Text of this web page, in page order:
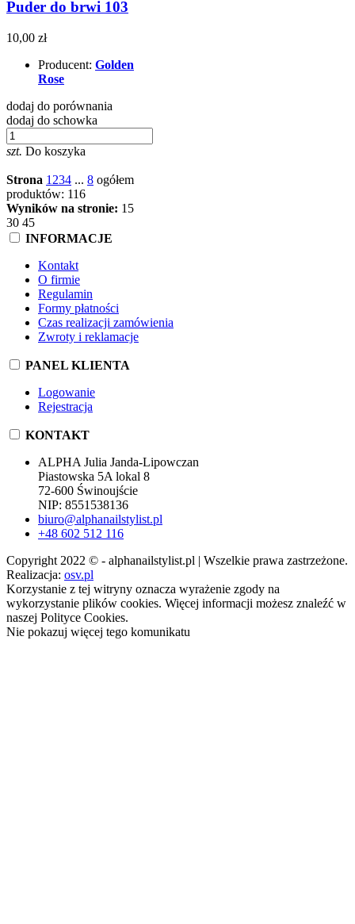
Puder do brwi 103
10,00 zł
Producent: Golden
Rose
dodaj do porównania
dodaj do schowka
szt. Do koszyka
Strona 1 234 ... 8 ogółem
produktów: 116
Wyników na stronie: 15
30 45
INFORMACJE
Kontakt
O firmie
Regulamin
Formy płatności
Czas realizacji zamówienia
Zwroty i reklamacje
PANEL KLIENTA
Logowanie
Rejestracja
KONTAKT
ALPHA Julia Janda-Lipowczan
Piastowska 5A lokal 8
72-600 Świnoujście
NIP: 8551538136
biuro@alphanailstylist.pl
+48 602 512 116
Copyright 2022 © - alphanailstylist.pl | Wszelkie prawa zastrzeżone.
Realizacja: osv.pl
Korzystanie z tej witryny oznacza wyrażenie zgody na
wykorzystanie plików cookies. Więcej informacji możesz znaleźć w
naszej Polityce Cookies.
Nie pokazuj więcej tego komunikatu